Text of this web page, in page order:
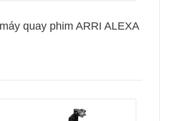
quay phim ARRI ALEXA